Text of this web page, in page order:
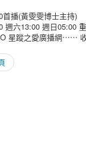
首播(黃雯雯博士主持)
週六13:00 週日05:00
星蹤之愛廣播網⋯⋯